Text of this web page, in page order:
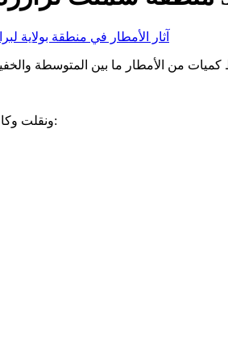
ونقلت وكالة الأنباء الرسمية (وما) المقاييس التالية: